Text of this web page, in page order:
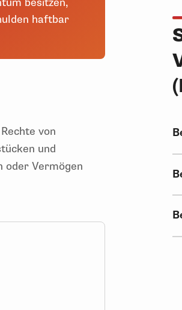
haftbar
von
und
oder Vermögen